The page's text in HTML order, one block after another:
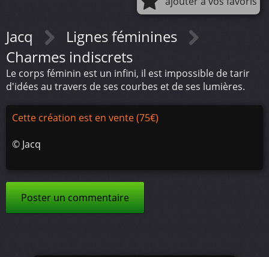
Jacq
Lignes féminines
Charmes indiscrets
Le corps féminin est un infini, il est impossible de tarir
d'idées au travers de ses courbes et de ses lumières.
Cette création est en vente (75€)
© Jacq
Poster un commentaire